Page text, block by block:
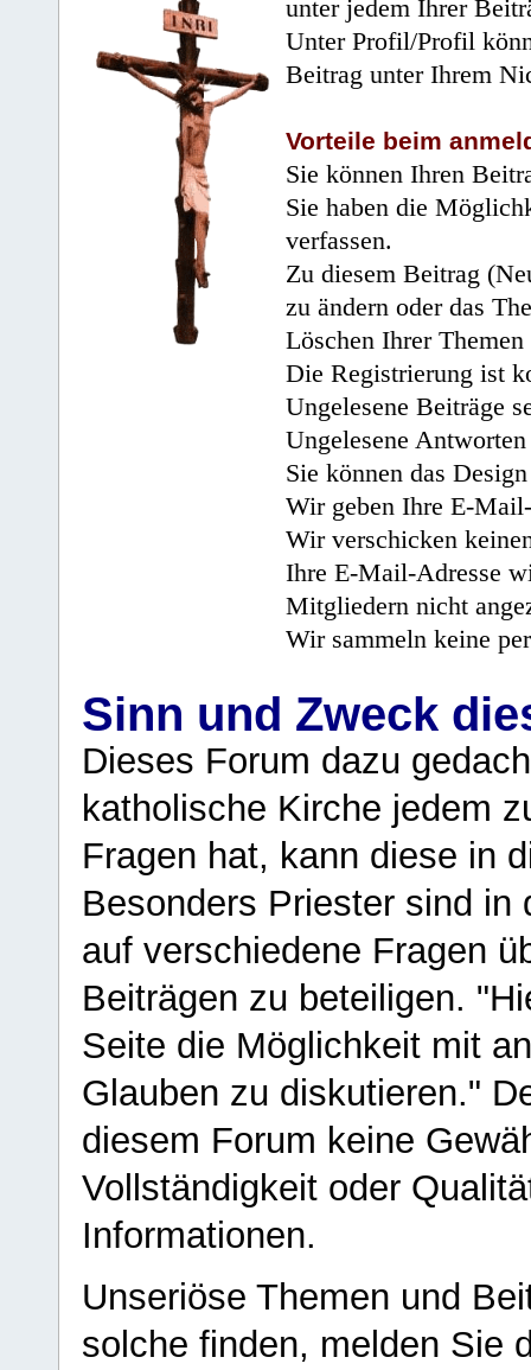
unter jedem Ihrer
Unter Profil/Profil
Beitrag unter Ihrem
Vorteile beim
Sie können Ihren
Sie haben die
verfassen.
Zu diesem Beitrag
zu ändern oder das
Löschen Ihrer
Die Registrierung ist
Ungelesene Beiträge
Ungelesene
Sie können das
Wir geben Ihre E-
Wir verschicken
Ihre E-Mail-Adresse
Mitgliedern nicht
Wir sammeln keine
Sinn und Zweck
Dieses Forum dazu
katholische Kirche jedem
Fragen hat, kann diese in
Besonders Priester sind in
auf verschiedene Fragen
Beiträgen zu beteiligen.
Seite die Möglichkeit mit
Glauben zu diskutieren."
diesem Forum keine
Vollständigkeit oder
Informationen.
Unseriöse Themen und
solche finden, melden Sie